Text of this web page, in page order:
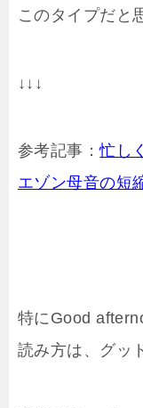
このタイプだと
↓↓↓
参考記事：忙し
エゾン母音の短
特にGood
読み方は、グッ